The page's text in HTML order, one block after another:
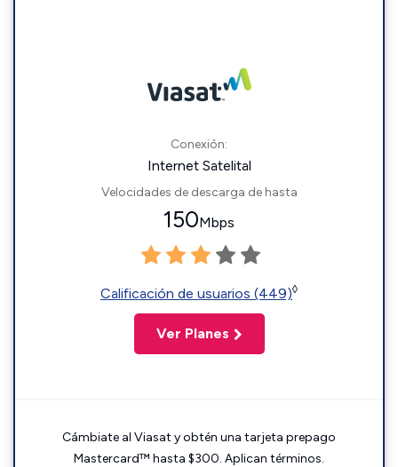
Conexión:
Internet Satelital
Velocidades de descarga de hasta
150Mbps
Calificación de usuarios (449)◊
Ver Planes
Cámbiate al Viasat y obtén una tarjeta prepago
Mastercard™ hasta $300. Aplican términos.